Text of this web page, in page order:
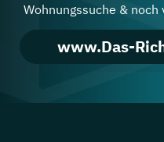
Wohnungssuche & noch
www.Das-